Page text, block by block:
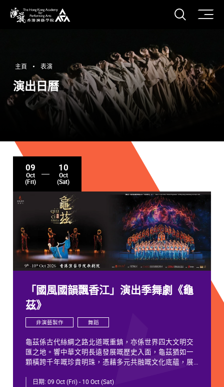
打開
主頁 表演
演出日曆
09
Oct
(Fri)
10
Oct
(Sat)
「國風國韻飄香江」演出季舞劇《龜
茲》
非演藝製作 舞蹈
龜茲係古代絲綢之路北道嘅重鎮，亦係世界四大文明交
匯之地。響中華文明長遠發展嘅歷史入面，龜茲猶如一
顆橫跨千年嘅珍貴明珠，憑藉多元共融嘅文化底蘊，展
日期: 09 Oct (Fri) - 10 Oct (Sat)